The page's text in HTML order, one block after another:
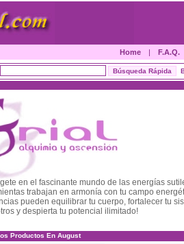
Home | F.A.Q.
en el fascinante mundo de las energías
trabajan en armonía con tu campo
pueden equilibrar tu cuerpo, fortalecer tu
y despierta tu potencial ilimitado!
Productos En August